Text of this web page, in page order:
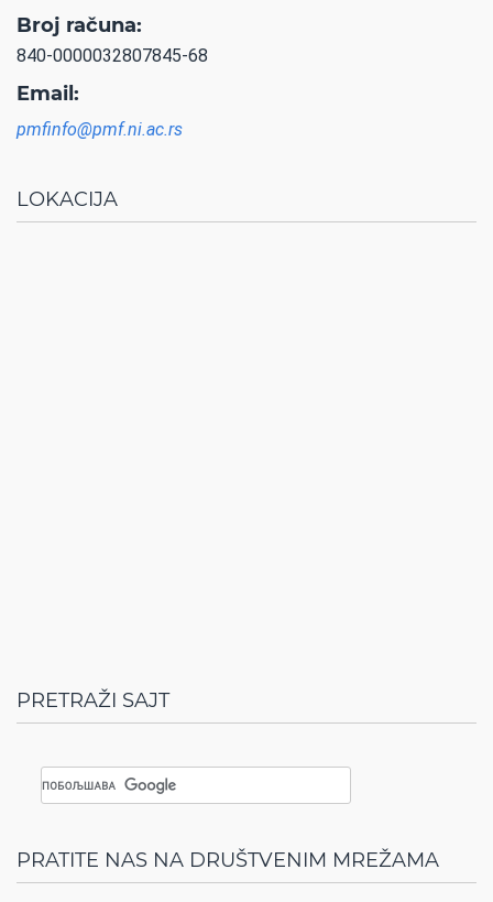
Broj računa:
840-0000032807845-68
Email:
pmfinfo@pmf.ni.ac.rs
LOKACIJA
PRETRAŽI SAJT
PRATITE NAS NA DRUŠTVENIM MREŽAMA